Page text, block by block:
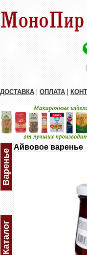
ДОСТАВКА | ОПЛАТА |
Варенье
Каталог
Айвовое варенье